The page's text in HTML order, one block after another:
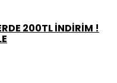
200TL İNDİRİM !